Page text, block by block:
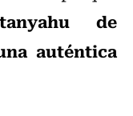
de
auténtica